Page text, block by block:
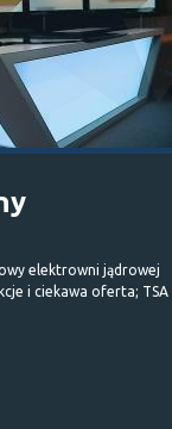
elektrowni jądrowej
i ciekawa oferta; TSA